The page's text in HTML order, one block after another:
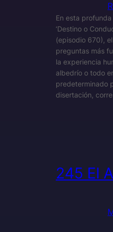
En esta
‘Destino o
(episodio 670),
preguntas más
la experiencia
albedrío o todo
predeterminado
disertación,
245 El